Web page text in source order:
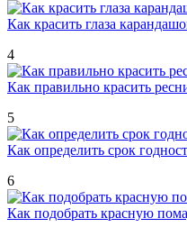
Как красить глаза
4
Как правильно красить
5
Как определить срок
6
Как подобрать красную